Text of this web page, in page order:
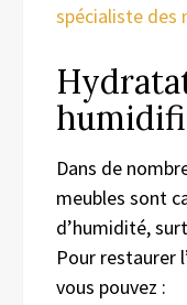
spécialiste des
Dans de
meubles sont
d’humidité,
Pour restaurer
vous pouvez :